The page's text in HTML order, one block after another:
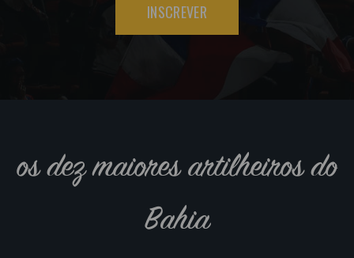
INSCREVER
os dez maiores artilheiros do
Bahia